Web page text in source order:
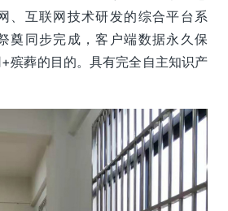
、互联网技术研发的综合平台系
奠同步完成，客户端数据永久保
殡葬的目的。具有完全自主知识产